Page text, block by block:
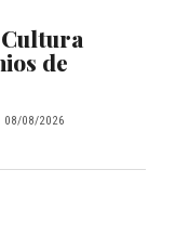
de
08/08/2026